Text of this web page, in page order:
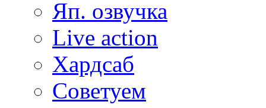
Яп. озвучка
Live action
Хардсаб
Советуем